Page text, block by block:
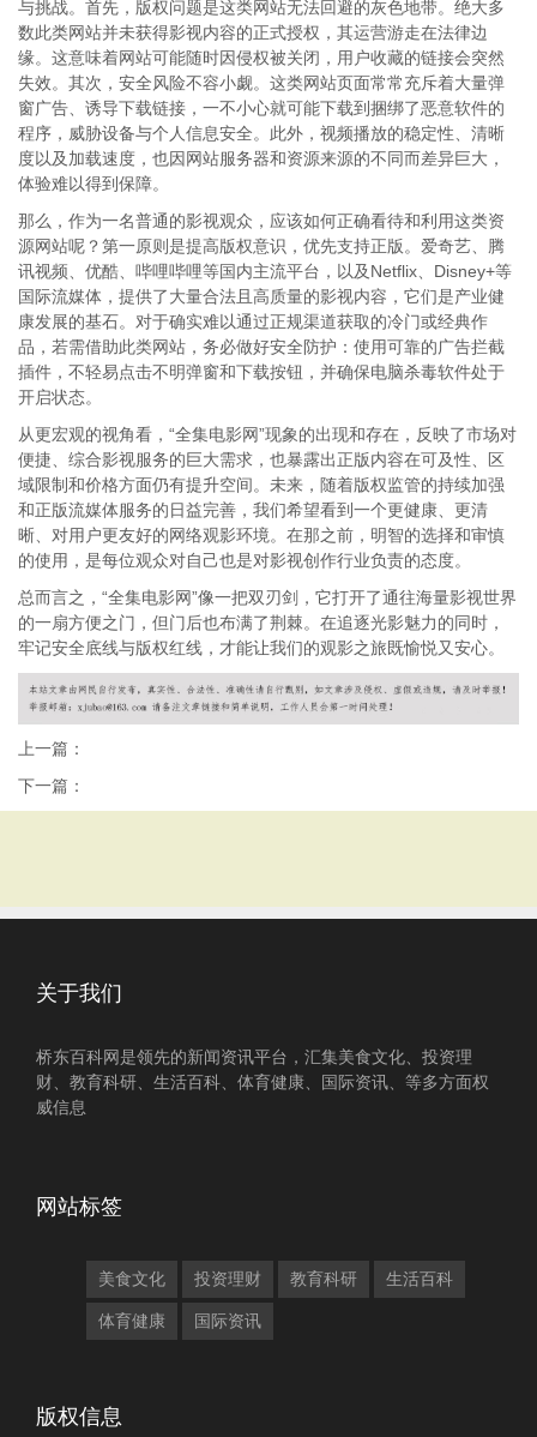
与挑战。首先，版权问题是这类网站无法回避的灰色地带。绝大多
数此类网站并未获得影视内容的正式授权，其运营游走在法律边
缘。这意味着网站可能随时因侵权被关闭，用户收藏的链接会突然
失效。其次，安全风险不容小觑。这类网站页面常常充斥着大量弹
窗广告、诱导下载链接，一不小心就可能下载到捆绑了恶意软件的
程序，威胁设备与个人信息安全。此外，视频播放的稳定性、清晰
度以及加载速度，也因网站服务器和资源来源的不同而差异巨大，
体验难以得到保障。
那么，作为一名普通的影视观众，应该如何正确看待和利用这类资
源网站呢？第一原则是提高版权意识，优先支持正版。爱奇艺、腾
讯视频、优酷、哔哩哔哩等国内主流平台，以及Netflix、Disney+等
国际流媒体，提供了大量合法且高质量的影视内容，它们是产业健
康发展的基石。对于确实难以通过正规渠道获取的冷门或经典作
品，若需借助此类网站，务必做好安全防护：使用可靠的广告拦截
插件，不轻易点击不明弹窗和下载按钮，并确保电脑杀毒软件处于
开启状态。
从更宏观的视角看，“全集电影网”现象的出现和存在，反映了市场对
便捷、综合影视服务的巨大需求，也暴露出正版内容在可及性、区
域限制和价格方面仍有提升空间。未来，随着版权监管的持续加强
和正版流媒体服务的日益完善，我们希望看到一个更健康、更清
晰、对用户更友好的网络观影环境。在那之前，明智的选择和审慎
的使用，是每位观众对自己也是对影视创作行业负责的态度。
总而言之，“全集电影网”像一把双刃剑，它打开了通往海量影视世界
的一扇方便之门，但门后也布满了荆棘。在追逐光影魅力的同时，
牢记安全底线与版权红线，才能让我们的观影之旅既愉悦又安心。
上一篇：
下一篇：
关于我们
桥东百科网是领先的新闻资讯平台，汇集美食文化、投资理
财、教育科研、生活百科、体育健康、国际资讯、等多方面权
威信息
网站标签
美食文化 投资理财 教育科研 生活百科
体育健康 国际资讯
版权信息